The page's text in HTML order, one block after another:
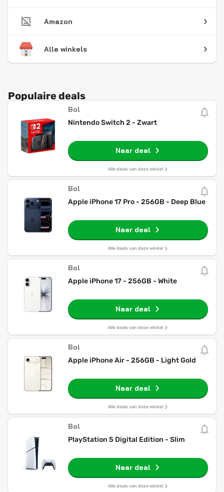
Amazon
Alle winkels
Populaire deals
Bol
Nintendo Switch 2 - Zwart
Naar deal
Alle deals van deze winkel
Bol
Apple iPhone 17 Pro - 256GB - Deep Blue
Naar deal
Alle deals van deze winkel
Bol
Apple iPhone 17 - 256GB - White
Naar deal
Alle deals van deze winkel
Bol
Apple iPhone Air - 256GB - Light Gold
Naar deal
Alle deals van deze winkel
Bol
PlayStation 5 Digital Edition - Slim
Naar deal
Alle deals van deze winkel